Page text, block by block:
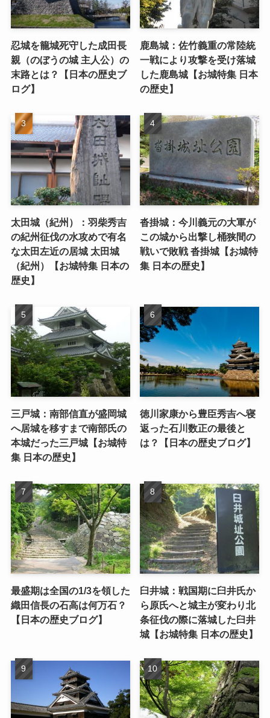
忍城を籠城死守した成田長
親（のぼうの城 主人公）の
末路とは？【日本の歴史ブ
ログ】
鹿島城：佐竹義重の常陸統
一戦により攻撃を受け落城
した鹿島城【お城特集 日本
の歴史】
太田城（紀州）：羽柴秀吉
の紀州征伐の水攻めで有名
な太田左近の居城 太田城
（紀州）【お城特集 日本の
歴史】
沓掛城：今川義元の大軍が
この城から出撃し桶狭間の
戦いで敗戦 沓掛城【お城特
集 日本の歴史】
三戸城：南部信直が盛岡城
へ居城を移すまで南部氏の
本城だった三戸城【お城特
集 日本の歴史】
徳川家康から豊臣秀吉へ寝
返った石川数正の最後と
は？【日本の歴史ブログ】
最盛期は全国の1/3を領した
織田信長の石高は何万石？
【日本の歴史ブログ】
臼井城：戦国期に臼井氏か
ら原氏へと城主が変わり北
条征伐の際に落城した臼井
城【お城特集 日本の歴史】